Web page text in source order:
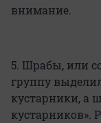
внимание.
5. Шрабы, или
группу
кустарники, а
кустарников».